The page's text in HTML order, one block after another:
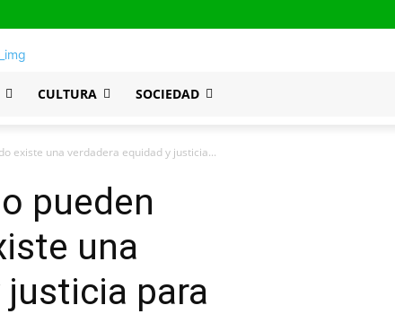
CULTURA SOCIEDAD
existe una verdadera equidad y justicia...
pueden
una
justicia para